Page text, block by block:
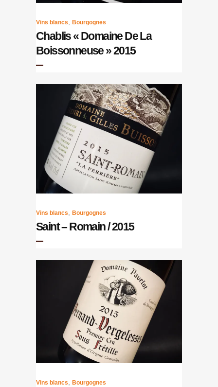
Vins blancs Bourgognes
Chablis « Domaine De La
Boissonneuse » 2015
Vins blancs Bourgognes
Saint – Romain / 2015
Vins blancs Bourgognes